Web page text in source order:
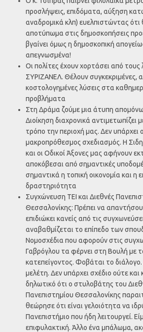
προσλήψεις, επιδόματα, αύξηση
αναδρομικά κλπ) ευελπιστώντας ότι
αποτύπωμα στις δημοσκοπήσεις
βγαίνει όμως η δημοσκοπική
απεγνωσμένα!
Οι πολίτες έχουν χορτάσει από τους
ΣΥΡΙΖΑΝΕΛ. Θέλουν συγκεκριμένες,
κοστολογημένες λύσεις στα
προβλήματα
Στη Δράμα ζούμε μια άτυπη
Διοίκηση διαχρονικά αντιμετωπίζει
τρόπο την περιοχή μας. Δεν υπάρχει
μακροπρόθεσμος σχεδιασμός. Η
και οι Οδικοί Άξονες μας αφήνουν
αποκόβεσαι από σημαντικές
σημαντικά η τοπική οικονομία και η
δραστηριότητα
Συγχώνευση ΤΕΙ και Διεθνές
Θεσσαλονίκης: Πρέπει να
επιδιώκει κανείς από τις
αναβαθμίζεται το επίπεδο των
Νομοσχέδια που αφορούν στις
Γαβρόγλου τα φέρνει στη Βουλή με
κατεπείγοντος. Φοβάται το διάλογο.
μελέτη. Δεν υπάρχει σχέδιο ούτε και
δηλωτικό ότι ο στυλοβάτης του
Πανεπιστημίου Θεσσαλονίκης
θεώρησε ότι είναι γελοιότητα να
Πανεπιστήμιο που ήδη λειτουργεί.
επιφυλακτική. Άλλο ένα μπάλωμα,